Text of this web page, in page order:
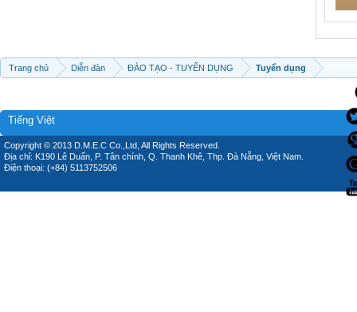
Trang chủ Diễn đàn ĐÀO TẠO - TUYỂN DỤNG Tuyển dụng
Tiếng Việt
Copyright © 2013 D.M.E.C Co.,Ltd, All Rights Reserved.
Địa chỉ: K190 Lê Duẩn, P. Tân chính, Q. Thanh Khê, Thp. Đà Nẵng, Việt Nam.
Điện thoại: (+84) 5113752506